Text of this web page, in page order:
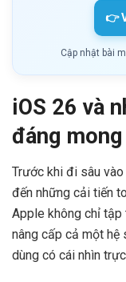
👉
Cập nhật bài
iOS 26 và
đáng
Trước khi đi sâu vào
đến những cải tiến
Apple không chỉ tập
nâng cấp cả một hệ
dùng có cái nhìn